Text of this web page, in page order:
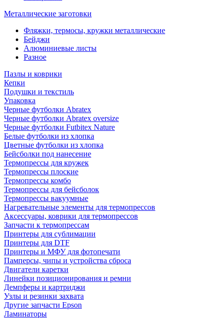
Металлические заготовки
Фляжки, термосы, кружки металлические
Бейджи
Алюминиевые листы
Разное
Пазлы и коврики
Кепки
Подушки и текстиль
Упаковка
Черные футболки Abratex
Черные футболки Abratex oversize
Черные футболки Futbitex Nature
Белые футболки из хлопка
Цветные футболки из хлопка
Бейсболки под нанесение
Термопрессы для кружек
Термопрессы плоские
Термопрессы комбо
Термопрессы для бейсболок
Термопрессы вакуумные
Нагревательные элементы для термопрессов
Аксессуары, коврики для термопрессов
Запчасти к термопрессам
Принтеры для сублимации
Принтеры для DTF
Принтеры и МФУ для фотопечати
Памперсы, чипы и устройства сброса
Двигатели каретки
Линейки позиционирования и ремни
Демпферы и картриджи
Узлы и резинки захвата
Другие запчасти Epson
Ламинаторы